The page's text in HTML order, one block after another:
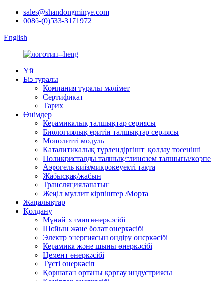
sales@shandongminye.com
0086-(0)533-3171972
English
Үй
Біз туралы
Компания туралы мәлімет
Сертификат
Тарих
Өнімдер
Керамикалық талшықтар сериясы
Биологиялық еритін талшықтар сериясы
Монолитті модуль
Каталитикалық түрлендіргішті қолдау төсеніші
Поликристалды талшық/глинозем талшығы/көрпе
Аэрогель киіз/микрокеуекті тақта
Жабысқақ/жабын
Трансляцияланатын
Жеңіл муллит кірпіштер /Морта
Жаңалықтар
Қолдану
Мұнай-химия өнеркәсібі
Шойын және болат өнеркәсібі
Электр энергиясын өндіру өнеркәсібі
Керамика және шыны өнеркәсібі
Цемент өнеркәсібі
Түсті өнеркәсіп
Қоршаған ортаны қорғау индустриясы